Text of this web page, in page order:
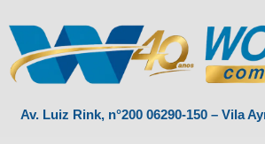
Av. Luiz Rink, n°200 06290-150 – Vila